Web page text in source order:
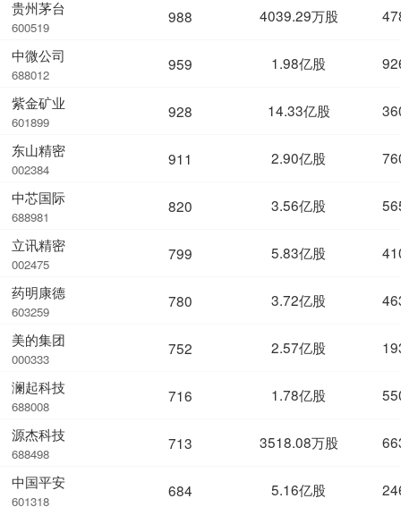
贵州茅台
600519
中微公司
688012
紫金矿业
601899
东山精密
002384
中芯国际
688981
立讯精密
002475
药明康德
603259
美的集团
000333
澜起科技
688008
源杰科技
688498
中国平安
601318
988 4039.29万股
959 1.98亿股
928 14.33亿股
911 2.90亿股
820 3.56亿股
799 5.83亿股
780 3.72亿股
752 2.57亿股
716 1.78亿股
713 3518.08万股
684 5.16亿股